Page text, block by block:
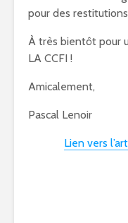
pour des
À très bientôt pour
LA CCFI !
Amicalement,
Pascal Lenoir
Lien vers